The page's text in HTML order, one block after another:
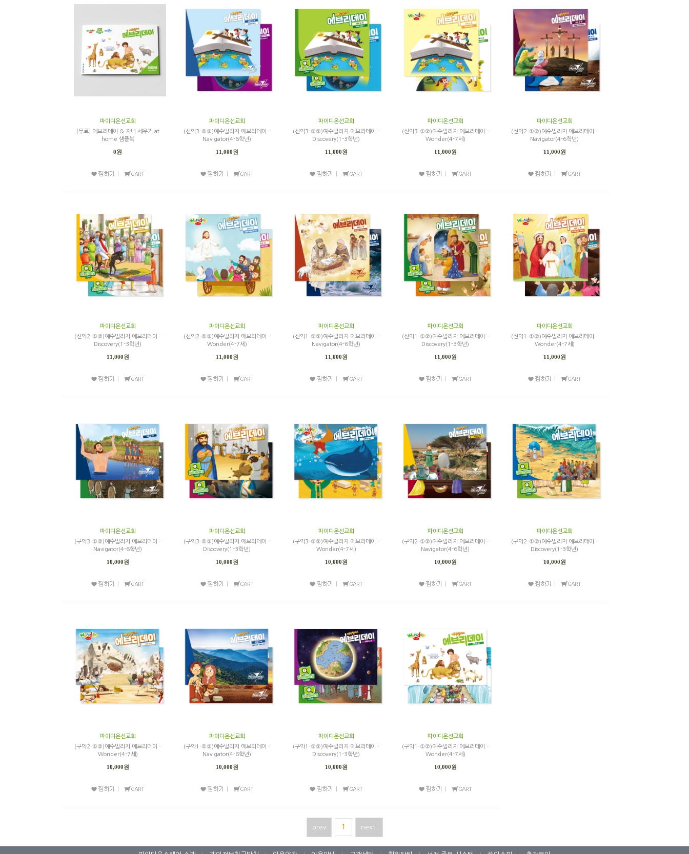
파이디온선교회
[무료] 에브리데이 & 자녀 세우기 at
home 샘플북
0원
파이디온선교회
(신약3-①②)예수빌리지 에브리데이 -
Navigator(4-6학년)
11,000원
파이디온선교회
(신약3-①②)예수빌리지 에브리데이 -
Discovery(1-3학년)
11,000원
파이디온선교회
(신약3-①②)예수빌리지 에브리데이 -
Wonder(4-7세)
11,000원
파이디온선교회
(신약2-①②)예수빌리지 에브리데이 -
Navigator(4-6학년)
11,000원
파이디온선교회
(신약2-①②)예수빌리지 에브리데이 -
Discovery(1-3학년)
11,000원
파이디온선교회
(신약2-①②)예수빌리지 에브리데이 -
Wonder(4-7세)
11,000원
파이디온선교회
(신약1-①②)예수빌리지 에브리데이 -
Navigator(4-6학년)
11,000원
파이디온선교회
(신약1-①②)예수빌리지 에브리데이 -
Discovery(1-3학년)
11,000원
파이디온선교회
(신약1-①②)예수빌리지 에브리데이 -
Wonder(4-7세)
11,000원
파이디온선교회
(구약3-①②)예수빌리지 에브리데이 -
Navigator(4-6학년)
10,000원
파이디온선교회
(구약3-①②)예수빌리지 에브리데이 -
Discovery(1-3학년)
10,000원
파이디온선교회
(구약3-①②)예수빌리지 에브리데이 -
Wonder(4-7세)
10,000원
파이디온선교회
(구약2-①②)예수빌리지 에브리데이 -
Navigator(4-6학년)
10,000원
파이디온선교회
(구약2-①②)예수빌리지 에브리데이 -
Discovery(1-3학년)
10,000원
파이디온선교회
(구약2-①②)예수빌리지 에브리데이 -
Wonder(4-7세)
10,000원
파이디온선교회
(구약1-①②)예수빌리지 에브리데이 -
Navigator(4-6학년)
10,000원
파이디온선교회
(구약1-①②)예수빌리지 에브리데이 -
Discovery(1-3학년)
10,000원
파이디온선교회
(구약1-①②)예수빌리지 에브리데이 -
Wonder(4-7세)
10,000원
prev 1 next